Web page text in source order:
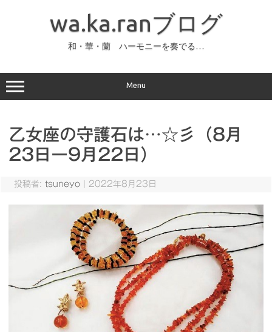
ッ
プ
wa.ka.ranブログ
和・華・蘭 ハーモニーを奏でる…
Menu
乙女座の守護石は…☆彡（8月
23日ー9月22日）
投稿者: tsuneyo 2022年8月23日